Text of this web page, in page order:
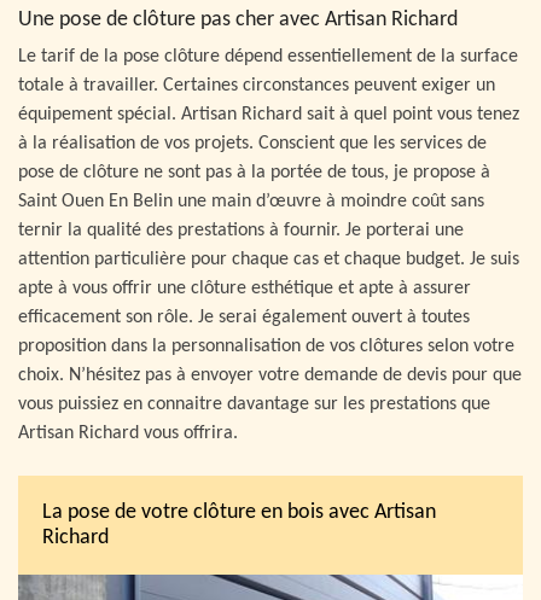
Une pose de clôture pas cher avec Artisan Richard
Le tarif de la pose clôture dépend essentiellement de la surface
totale à travailler. Certaines circonstances peuvent exiger un
équipement spécial. Artisan Richard sait à quel point vous tenez
à la réalisation de vos projets. Conscient que les services de
pose de clôture ne sont pas à la portée de tous, je propose à
Saint Ouen En Belin une main d’œuvre à moindre coût sans
ternir la qualité des prestations à fournir. Je porterai une
attention particulière pour chaque cas et chaque budget. Je suis
apte à vous offrir une clôture esthétique et apte à assurer
efficacement son rôle. Je serai également ouvert à toutes
proposition dans la personnalisation de vos clôtures selon votre
choix. N’hésitez pas à envoyer votre demande de devis pour que
vous puissiez en connaitre davantage sur les prestations que
Artisan Richard vous offrira.
La pose de votre clôture en bois avec Artisan
Richard